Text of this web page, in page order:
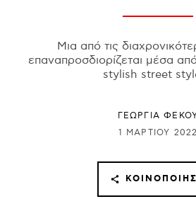
Μια από τις
επαναπροσδιορίζεται μέσα
stylish street
ΓΕΩΡΓΙΑ
1 ΜΑΡΤΊΟΥ 2022